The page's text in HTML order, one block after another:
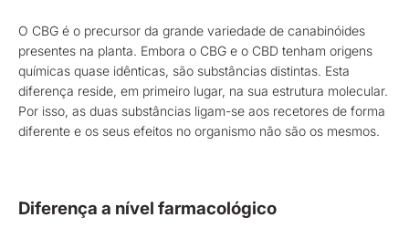
O CBG é o precursor da grande variedade de canabinóides
presentes na planta. Embora o CBG e o CBD tenham origens
químicas quase idênticas, são substâncias distintas. Esta
diferença reside, em primeiro lugar, na sua estrutura molecular.
Por isso, as duas substâncias ligam-se aos recetores de forma
diferente e os seus efeitos no organismo não são os mesmos.
Diferença a nível farmacológico